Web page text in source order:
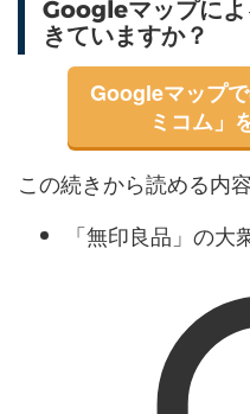
Googleマップに
きていますか？
Googleマップ
ミコム」
この続きから読める内容
「無印良品」の大